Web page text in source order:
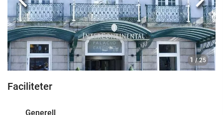
1 / 25
Föregående
Faciliteter
Generell